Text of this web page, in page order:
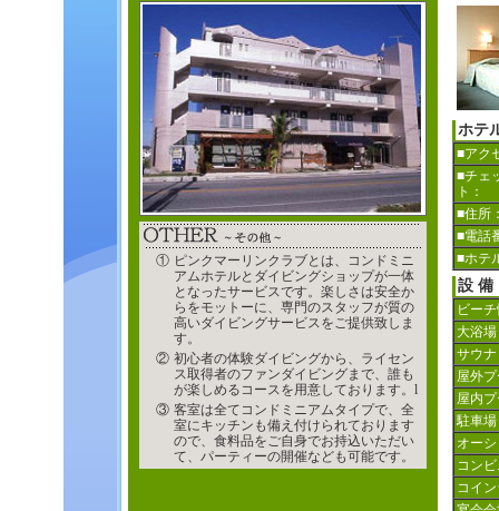
① ピンクマーリンクラブとは、コンドミニ
アムホテルとダイビングショップが一体
となったサービスです。楽しさは安全か
らをモットーに、専門のスタッフが質の
高いダイビングサービスをご提供致しま
す。
② 初心者の体験ダイビングから、ライセン
ス取得者のファンダイビングまで、誰も
が楽しめるコースを用意しております。l
③ 客室は全てコンドミニアムタイプで、全
室にキッチンも備え付けられております
ので、食料品をご自身でお持込いただい
て、パーティーの開催なども可能です。
ホテ
■アク
■チェ
ト：
■住所
■電話
■ホテ
設 備
ビー
大浴場
サウナ
屋外
屋内
駐車場
オー
コン
コイ